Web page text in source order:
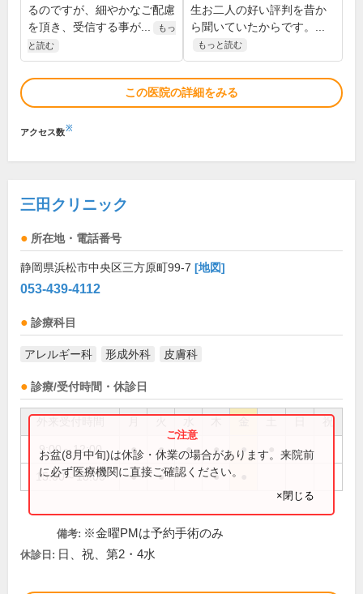
るのですが、細やかなご配慮
を頂き、受信する事が...
もっ
と読む
生お二人の好い評判を昔か
ら聞いていたからです。...
もっと読む
この医院の詳細をみる
アクセス数※
三田クリニック
所在地・電話番号
静岡県浜松市中央区三方原町99-7 [地図]
053-439-4112
診療科目
アレルギー科 形成外科 皮膚科
診療/受付時間・休診日
祝
9:00～12:00 ● ● ● ● ●
15:00～18:00 ● ● ●
お盆(8月中旬)は休診・休業の場合があります。来院前
に必ず医療機関に直接ご確認ください。
×閉じる
備考: ※金曜PMは予約手術のみ
休診日: 日、祝、第2・4水